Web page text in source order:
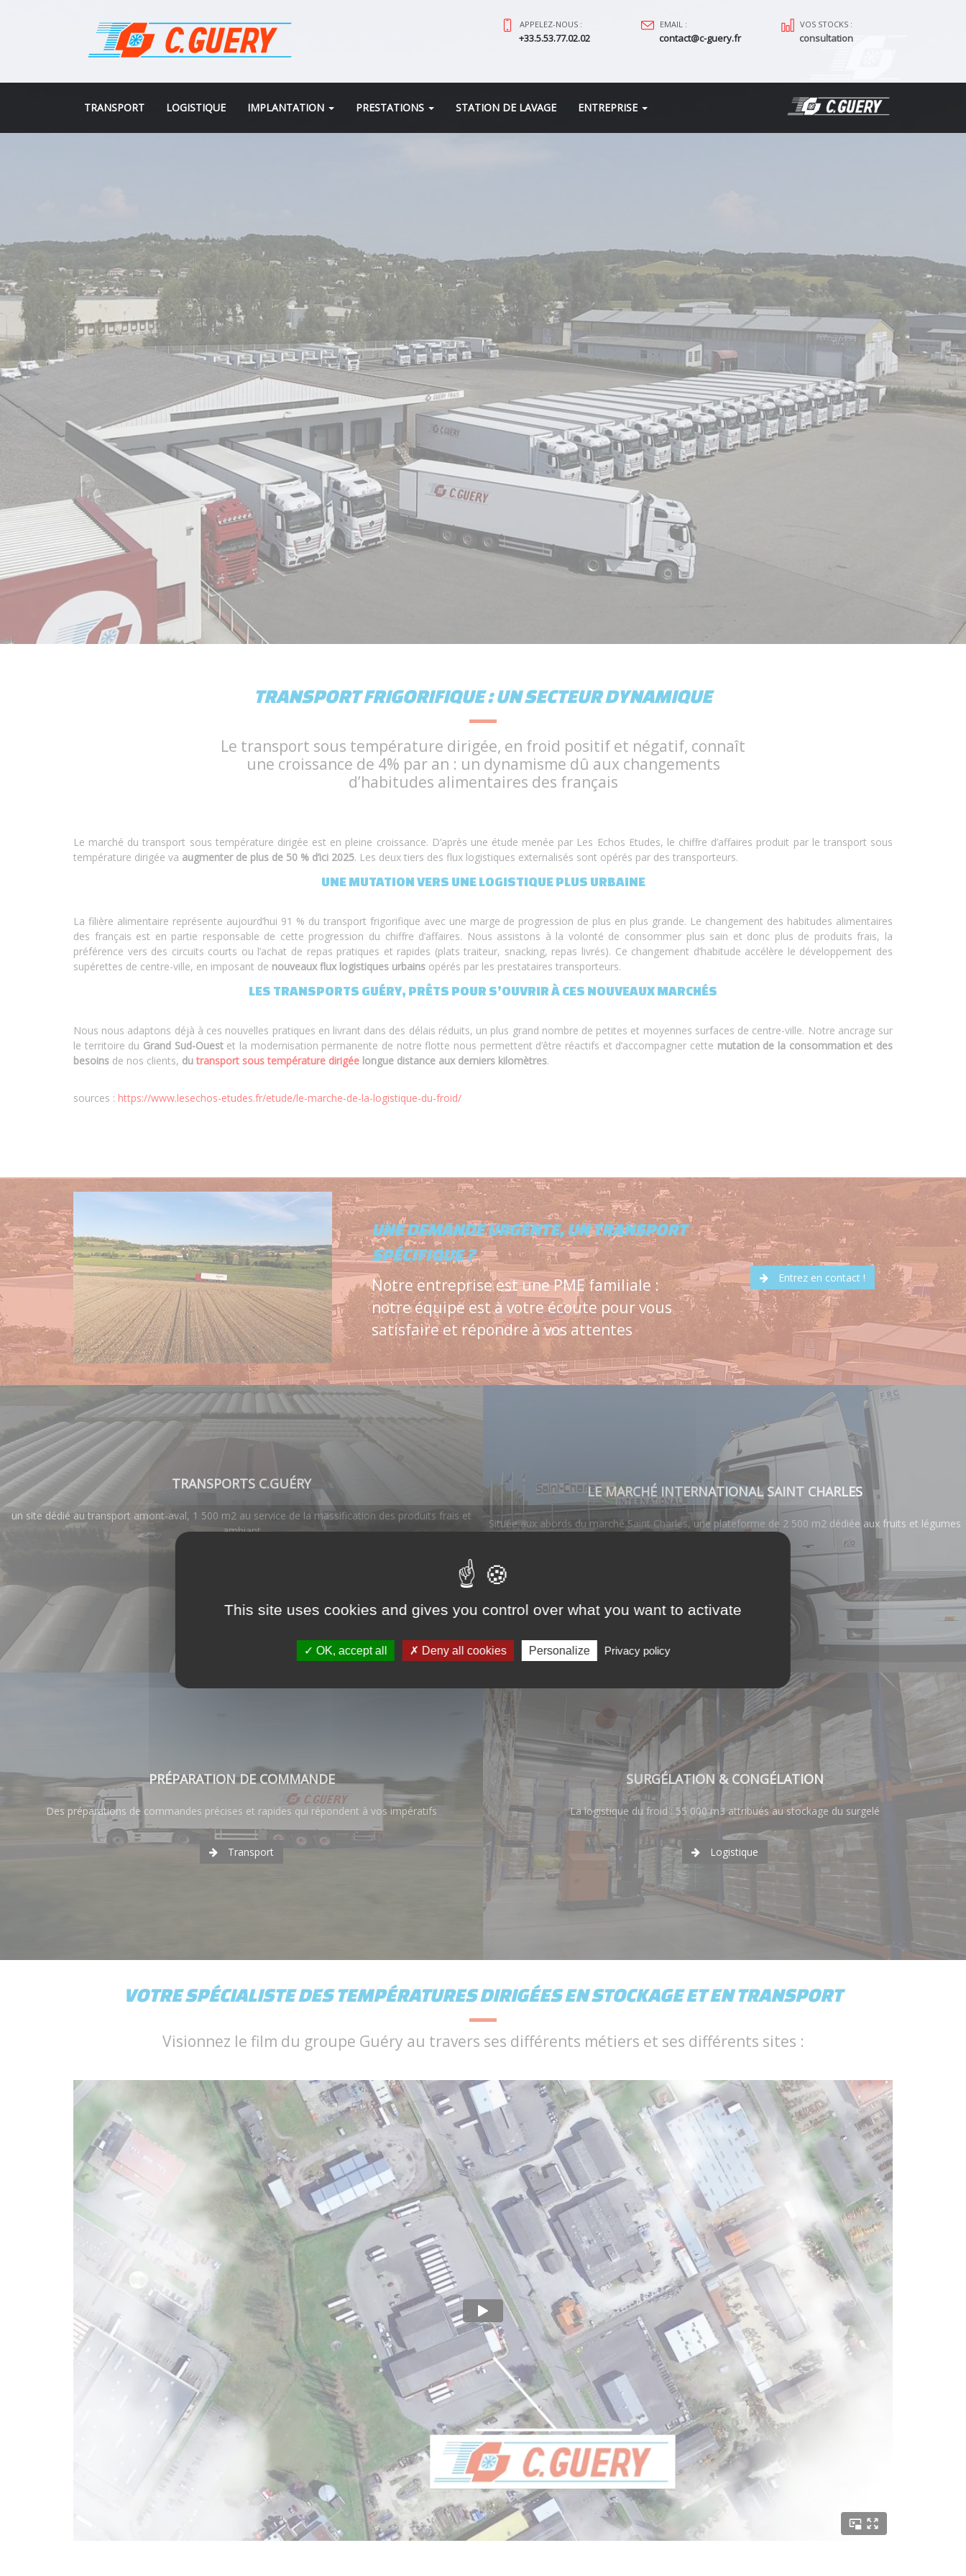
APPELEZ-NOUS :
+33.5.53.77.02.02
EMAIL :
contact@c-guery.fr
VOS STOCKS :
consultation
TRANSPORT LOGISTIQUE IMPLANTATION PRESTATIONS STATION DE LAVAGE ENTREPRISE
TRANSPORT FRIGORIFIQUE : UN SECTEUR DYNAMIQUE
Le transport sous température dirigée, en froid positif et négatif, connaît
une croissance de 4% par an : un dynamisme dû aux changements
d’habitudes alimentaires des français
Le marché du transport sous température dirigée est en pleine croissance. D’après une étude menée par Les Echos Etudes, le chiffre d’affaires produit par le transport sous
température dirigée va augmenter de plus de 50 % d’ici 2025. Les deux tiers des flux logistiques externalisés sont opérés par des transporteurs.
UNE MUTATION VERS UNE LOGISTIQUE PLUS URBAINE
La filière alimentaire représente aujourd’hui 91 % du transport frigorifique avec une marge de progression de plus en plus grande. Le changement des habitudes alimentaires
des français est en partie responsable de cette progression du chiffre d’affaires. Nous assistons à la volonté de consommer plus sain et donc plus de produits frais, la
préférence vers des circuits courts ou l’achat de repas pratiques et rapides (plats traiteur, snacking, repas livrés). Ce changement d’habitude accélère le développement des
supérettes de centre-ville, en imposant de nouveaux flux logistiques urbains opérés par les prestataires transporteurs.
LES TRANSPORTS GUÉRY, PRÊTS POUR S’OUVRIR À CES NOUVEAUX MARCHÉS
Nous nous adaptons déjà à ces nouvelles pratiques en livrant dans des délais réduits, un plus grand nombre de petites et moyennes surfaces de centre-ville. Notre ancrage sur
le territoire du Grand Sud-Ouestet la modernisation permanente de notre flotte nous permettent d’être réactifs et d’accompagner cette mutation de la consommation et des
besoins de nos clients, dutransport sous température dirigée longue distance aux derniers kilomètres.
sources : https://www.lesechos-etudes.fr/etude/le-marche-de-la-logistique-du-froid/
UNE DEMANDE URGENTE, UN TRANSPORT
SPÉCIFIQUE ?
Notre entreprise est une PME familiale :
notre équipe est à votre écoute pour vous
satisfaire et répondre à vos attentes
Entrez en contact !
TRANSPORTS C.GUÉRY
un site dédié au transport amont-aval, 1 500 m2 au service de la massification des produits frais et
ambiant
LE MARCHÉ INTERNATIONAL SAINT CHARLES
Située aux abords du marché Saint Charles, une plateforme de 2 500 m2 dédiée aux fruits et légumes
PRÉPARATION DE COMMANDE
Des préparations de commandes précises et rapides qui répondent à vos impératifs
Transport
SURGÉLATION & CONGÉLATION
La logistique du froid : 55 000 m3 attribués au stockage du surgelé
Logistique
VOTRE SPÉCIALISTE DES TEMPÉRATURES DIRIGÉES EN STOCKAGE ET EN TRANSPORT
Visionnez le film du groupe Guéry au travers ses différents métiers et ses différents sites :
This site uses cookies and gives you control over what you want to activate
OK, accept all Deny all cookies Personalize Privacy policy